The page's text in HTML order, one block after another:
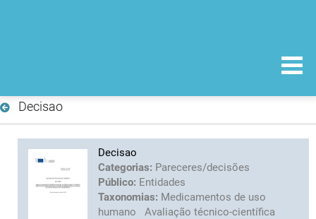
Decisao
Decisao
Categorias: Pareceres/decisões
Público: Entidades
Taxonomias: Medicamentos de uso
humano
Avaliação técnico-científica